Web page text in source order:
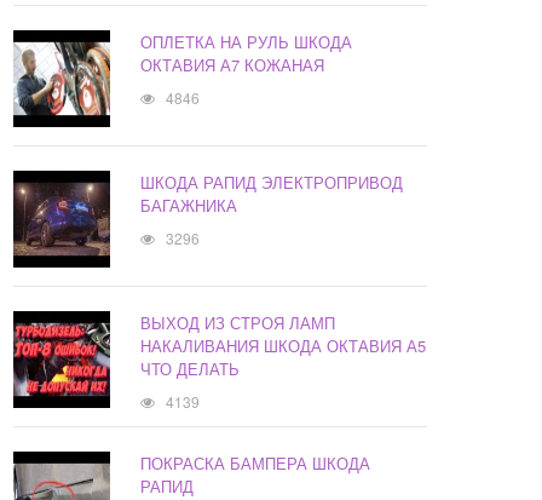
ОПЛЕТКА НА РУЛЬ ШКОДА
ОКТАВИЯ А7 КОЖАНАЯ
4846
ШКОДА РАПИД ЭЛЕКТРОПРИВОД
БАГАЖНИКА
3296
ВЫХОД ИЗ СТРОЯ ЛАМП
НАКАЛИВАНИЯ ШКОДА ОКТАВИЯ А5
ЧТО ДЕЛАТЬ
4139
ПОКРАСКА БАМПЕРА ШКОДА
РАПИД